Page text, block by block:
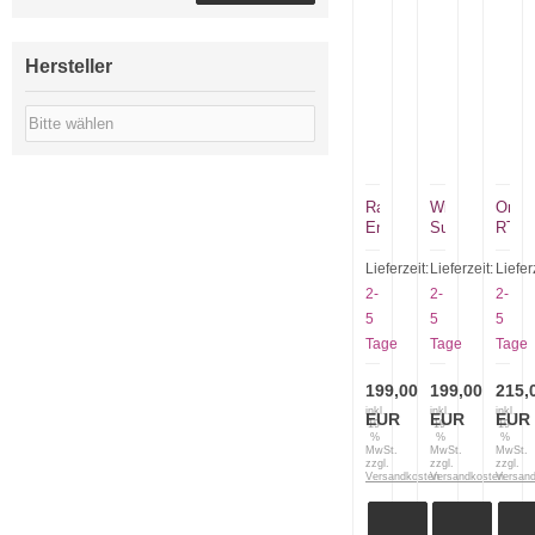
Ray
Ennis
Forester
Jagdmesser
im
Bushcraftstil
Lieferzeit:
2-
5
Tage
199,00
EUR
inkl.
19
%
MwSt.
zzgl.
Versandkosten
Winchester
Sunfish
mit
2
Klingen
Lieferzeit:
2-
5
Tage
199,00
EUR
inkl.
19
%
MwSt.
zzgl.
Versandkosten
RTAK
8628
glatte
plain
2-
5
Tage
EUR
inkl.
19
%
MwSt.
zzgl.
Hersteller